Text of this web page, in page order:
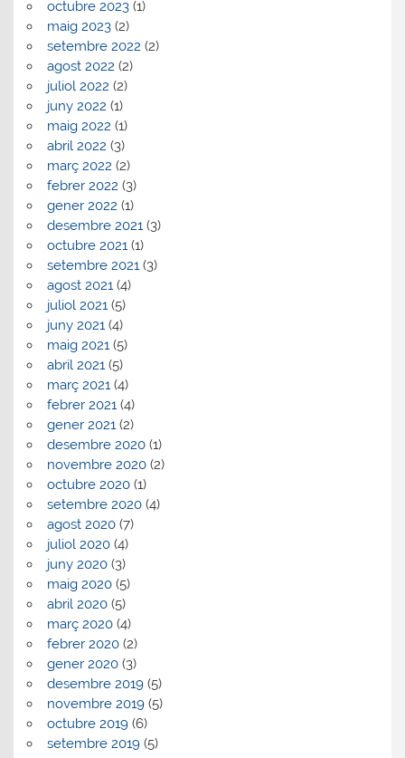
octubre 2023(1)
maig 2023(2)
setembre 2022 (2)
agost 2022 (2)
juliol 2022 (2)
juny 2022 (1)
maig 2022 (1)
abril 2022 (3)
març 2022 (2)
febrer 2022 (3)
gener 2022 (1)
desembre 2021(3)
octubre 2021(1)
setembre 2021(3)
agost 2021(4)
juliol 2021(5)
juny 2021(4)
maig 2021(5)
abril 2021(5)
març 2021(4)
febrer 2021(4)
gener 2021(2)
desembre 2020(1)
novembre 2020(2)
octubre 2020(1)
setembre 2020(4)
agost 2020(7)
juliol 2020(4)
juny 2020(3)
maig 2020(5)
abril 2020(5)
març 2020(4)
febrer 2020(2)
gener 2020(3)
desembre 2019(5)
novembre 2019(5)
octubre 2019(6)
setembre 2019(5)